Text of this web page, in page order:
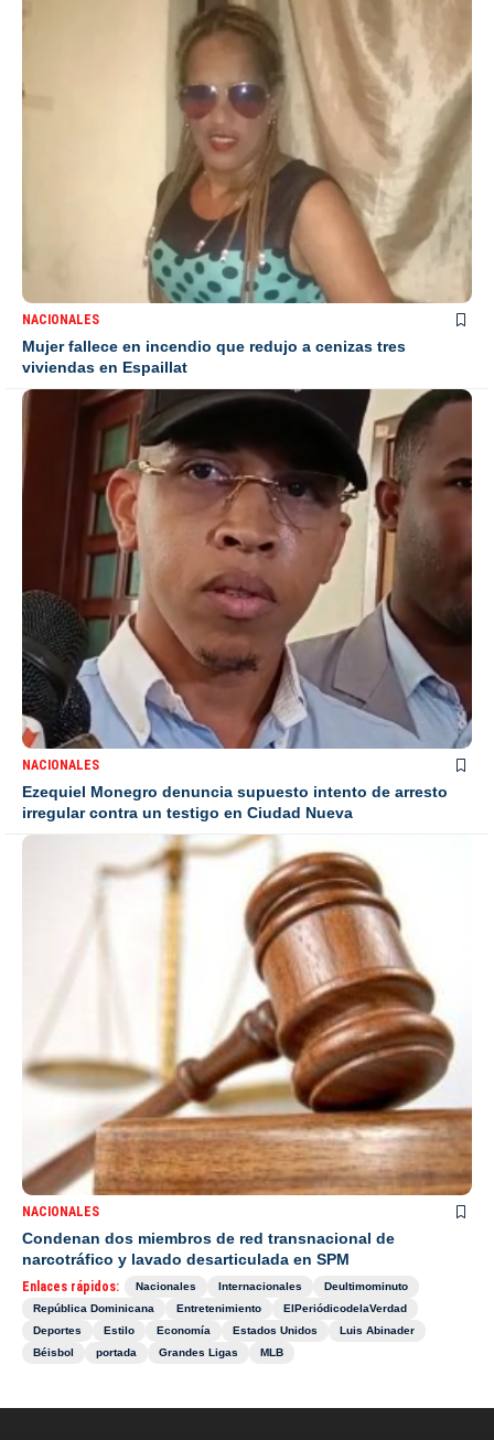
NACIONALES
Mujer fallece en incendio que redujo a cenizas tres
viviendas en Espaillat
NACIONALES
Ezequiel Monegro denuncia supuesto intento de arresto
irregular contra un testigo en Ciudad Nueva
NACIONALES
Condenan dos miembros de red transnacional de
narcotráfico y lavado desarticulada en SPM
Enlaces rápidos: Nacionales Internacionales
Deultimominuto
República Dominicana
Entretenimiento
ElPeriódicodelaVerdad
Deportes
Estilo Economía Estados Unidos
Luis Abinader
Béisbol
portada Grandes Ligas MLB